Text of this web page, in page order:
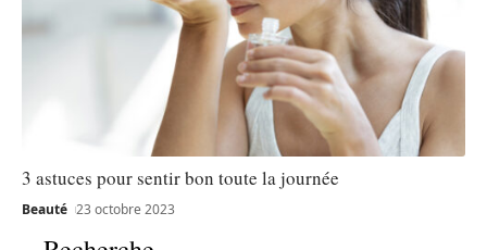
3 astuces pour sentir bon toute la journée
Beauté 23 octobre 2023